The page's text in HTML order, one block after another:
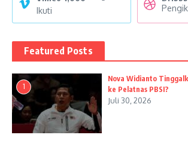
Ikuti
Featured Posts
1
Nova Widianto
ke Pelatnas PBSI?
Juli 30, 2026